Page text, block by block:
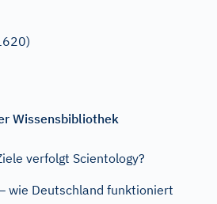
Wissensbibliothek
verfolgt Scientology?
wie Deutschland funktioniert